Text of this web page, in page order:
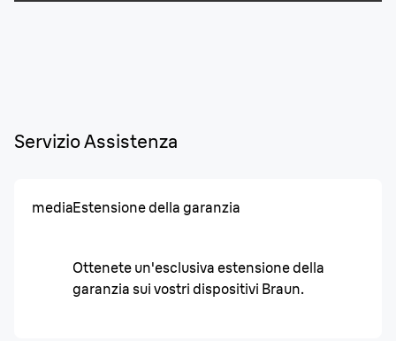
Servizio Assistenza
mediaEstensione della garanzia
Ottenete un'esclusiva estensione della
garanzia sui vostri dispositivi Braun.